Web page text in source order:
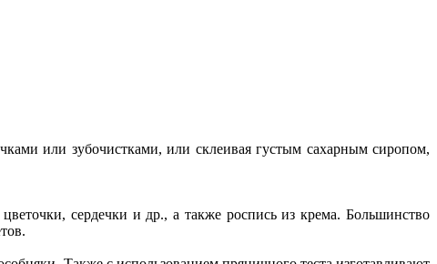
или зубочистками, или склеивая густым сахарным сиропом,
сердечки и др., а также роспись из крема. Большинство